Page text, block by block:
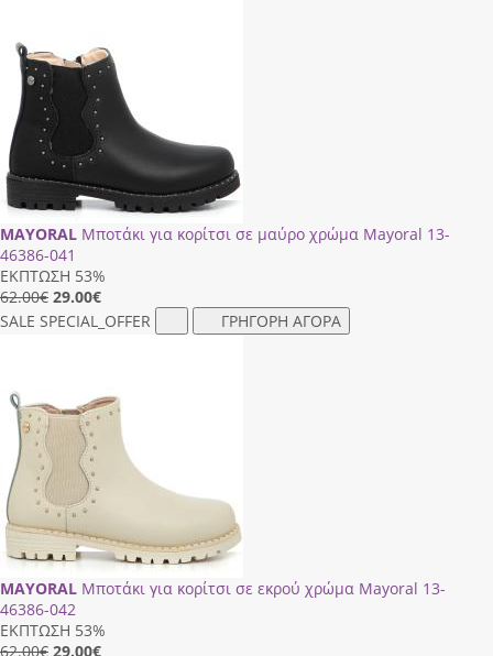
MAYORAL Μποτάκι για κορίτσι σε μαύρο χρώμα Mayoral 13-
46386-041
ΕΚΠΤΩΣΗ 53%
62.00€ 29.00€
SALE SPECIAL_OFFER ΓΡΗΓΟΡΗ ΑΓΟΡΑ
MAYORAL Μποτάκι για κορίτσι σε εκρού χρώμα Mayoral 13-
46386-042
ΕΚΠΤΩΣΗ 53%
62.00€ 29.00€